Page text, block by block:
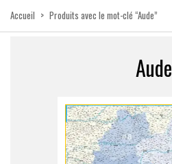
Accueil > Produits avec le mot-clé “Aude”
Aude